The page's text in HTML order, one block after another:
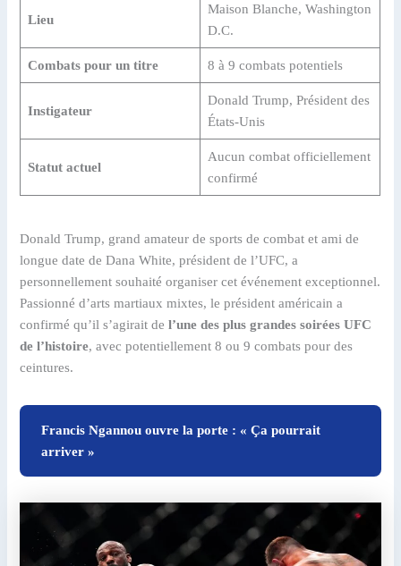
Lieu
Maison Blanche, Washington
D.C.
Combats pour un titre 8 à 9 combats potentiels
Instigateur
Donald Trump, Président des
États-Unis
Statut actuel
Aucun combat officiellement
confirmé
Donald Trump, grand amateur de sports de combat et ami de
longue date de Dana White, président de l’UFC, a
personnellement souhaité organiser cet événement exceptionnel.
Passionné d’arts martiaux mixtes, le président américain a
confirmé qu’il s’agirait del’une des plus grandes soirées UFC
de l’histoire, avec potentiellement 8 ou 9 combats pour des
ceintures.
Francis Ngannou ouvre la porte : « Ça pourrait
arriver »